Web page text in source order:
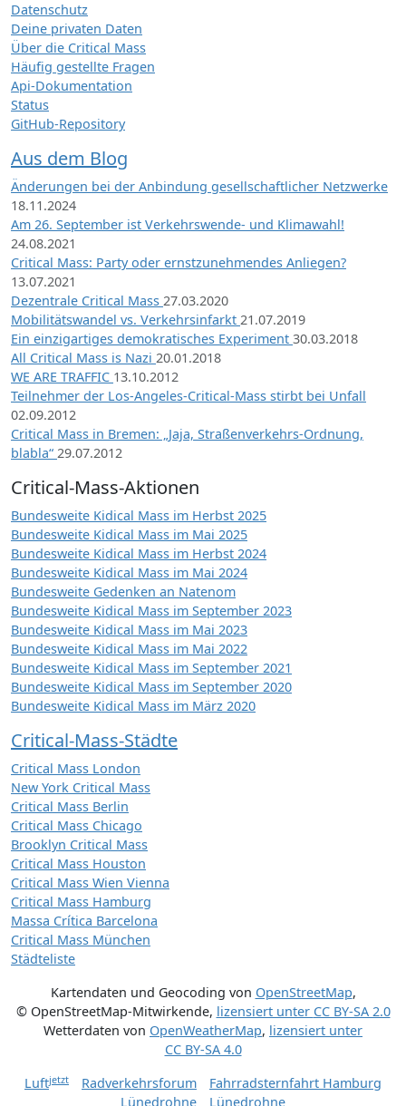
Datenschutz
Deine privaten Daten
Über die Critical Mass
Häufig gestellte Fragen
Api-Dokumentation
Status
GitHub-Repository
Aus dem Blog
Änderungen bei der Anbindung gesellschaftlicher Netzwerke
18.11.2024
Am 26. September ist Verkehrswende- und Klimawahl!
24.08.2021
Critical Mass: Party oder ernstzunehmendes Anliegen?
13.07.2021
Dezentrale Critical Mass 27.03.2020
Mobilitätswandel vs. Verkehrsinfarkt 21.07.2019
Ein einzigartiges demokratisches Experiment 30.03.2018
All Critical Mass is Nazi 20.01.2018
WE ARE TRAFFIC 13.10.2012
Teilnehmer der Los-Angeles-Critical-Mass stirbt bei Unfall
02.09.2012
Critical Mass in Bremen: „Jaja, Straßenverkehrs-Ordnung,
blabla“ 29.07.2012
Critical-Mass-Aktionen
Bundesweite Kidical Mass im Herbst 2025
Bundesweite Kidical Mass im Mai 2025
Bundesweite Kidical Mass im Herbst 2024
Bundesweite Kidical Mass im Mai 2024
Bundesweite Gedenken an Natenom
Bundesweite Kidical Mass im September 2023
Bundesweite Kidical Mass im Mai 2023
Bundesweite Kidical Mass im Mai 2022
Bundesweite Kidical Mass im September 2021
Bundesweite Kidical Mass im September 2020
Bundesweite Kidical Mass im März 2020
Critical-Mass-Städte
Critical Mass London
New York Critical Mass
Critical Mass Berlin
Critical Mass Chicago
Brooklyn Critical Mass
Critical Mass Houston
Critical Mass Wien Vienna
Critical Mass Hamburg
Massa Crítica Barcelona
Critical Mass München
Städteliste
Kartendaten und Geocoding von OpenStreetMap,
© OpenStreetMap-Mitwirkende, lizensiert unter CC BY-SA 2.0
Wetterdaten von OpenWeatherMap, lizensiert unter
CC BY-SA 4.0
Luftjetzt Radverkehrsforum
Fahrradsternfahrt Hamburg
Lünedrohne
Lünedrohne